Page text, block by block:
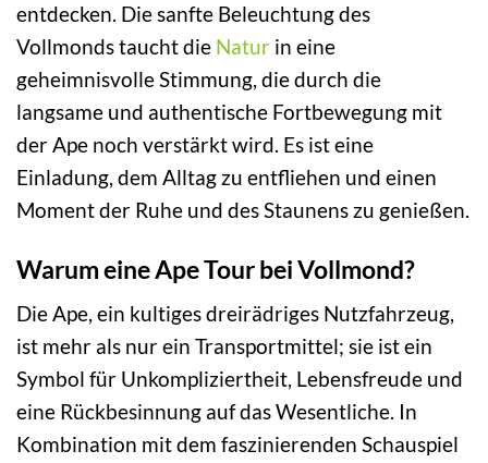
entdecken. Die sanfte Beleuchtung des
Vollmonds taucht die Natur in eine
geheimnisvolle Stimmung, die durch die
langsame und authentische Fortbewegung mit
der Ape noch verstärkt wird. Es ist eine
Einladung, dem Alltag zu entfliehen und einen
Moment der Ruhe und des Staunens zu genießen.
Warum eine Ape Tour bei Vollmond?
Die Ape, ein kultiges dreirädriges Nutzfahrzeug,
ist mehr als nur ein Transportmittel; sie ist ein
Symbol für Unkompliziertheit, Lebensfreude und
eine Rückbesinnung auf das Wesentliche. In
Kombination mit dem faszinierenden Schauspiel